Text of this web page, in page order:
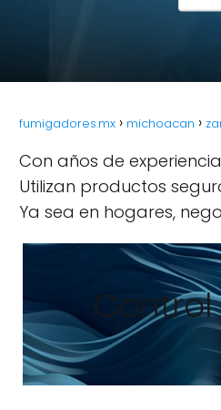
fumigadores.mx michoacan
Con años de
Utilizan productos
Ya sea en hogares,
Control